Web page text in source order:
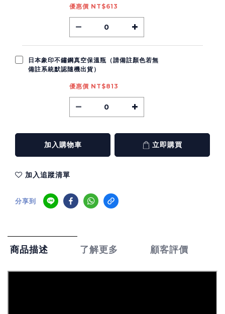
優惠價 NT$613
日本象印不鏽鋼真空保溫瓶（請備註顏色若無
備註系統默認隨機出貨）
優惠價 NT$813
加入購物車 立即購買
加入追蹤清單
分享到
商品描述 了解更多 顧客評價